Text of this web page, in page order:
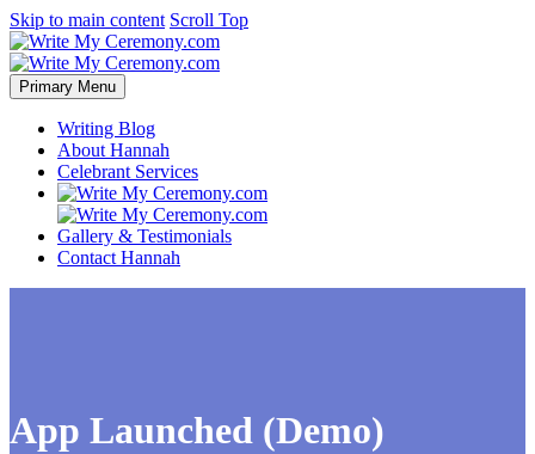
Skip to main content Scroll Top
Primary Menu
Writing Blog
About Hannah
Celebrant Services
Gallery & Testimonials
Contact Hannah
App Launched (Demo)